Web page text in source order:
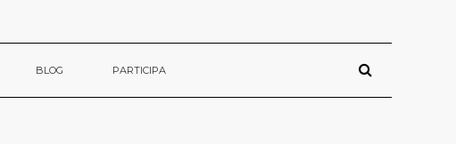
BLOG PARTICIPA